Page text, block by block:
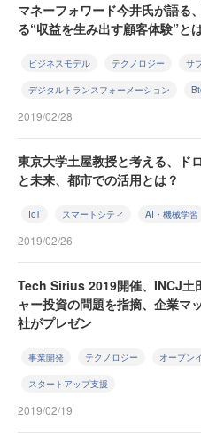
マネーフォワード今井氏が語る
る“収益を生み出す顧客体験”と
ビジネスモデル テクノロジー サ
デジタルトランスフォーメーション
2019/02/28
東京大学土屋教授と考える、ド
と未来、都市での活用とは？
IoT スマートシティ AI・機械学習
2019/02/26
Tech Sirius 2019開催、INCJ土
ャー投資の問題を指摘、企業マ
社がプレゼン
事業開発 テクノロジー オープン
スタートアップ支援
2019/02/19